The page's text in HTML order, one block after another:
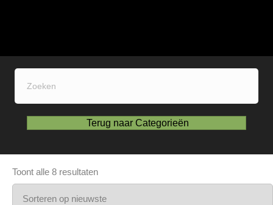
Terug naar Categorieën
Toont alle 8 resultatenGesorteerd
op